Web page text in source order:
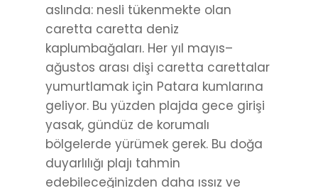
aslında: nesli tükenmekte olan
caretta caretta deniz
kaplumbağaları. Her yıl mayıs–
ağustos arası dişi caretta carettalar
yumurtlamak için Patara kumlarına
geliyor. Bu yüzden plajda gece girişi
yasak, gündüz de korumalı
bölgelerde yürümek gerek. Bu doğa
duyarlılığı plajı tahmin
edebileceğinizden daha ıssız ve